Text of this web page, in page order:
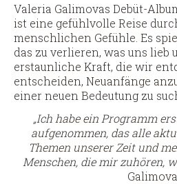
Valeria Galimovas Debüt-
ist eine gefühlvolle Reise
menschlichen Gefühle. Es
das zu verlieren, was uns lieb
erstaunliche Kraft, die wir
entscheiden, Neuanfänge
einer neuen Bedeutung zu
„Ich habe ein Programm
aufgenommen, das alle
Themen unserer Zeit und
Menschen, die mir zuhören,